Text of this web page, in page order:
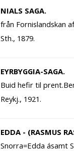
NIALS SAGA.
från Fornislandskan
Sth., 1879.
EYRBYGGIA-SAGA.
Buid hefir til
Reykj., 1921.
EDDA - (RASMUS
Snorra=Edda ásamt